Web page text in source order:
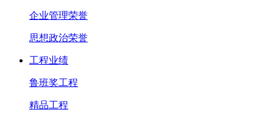
企业管理荣誉
思想政治荣誉
工程业绩
鲁班奖工程
精品工程